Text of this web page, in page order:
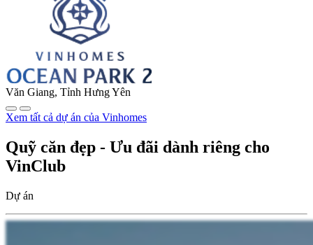
Văn Giang, Tỉnh Hưng Yên
Xem tất cả dự án của Vinhomes
Quỹ căn đẹp - Ưu đãi dành riêng cho
VinClub
Dự án